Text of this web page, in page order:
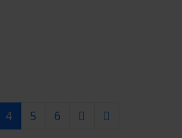
4 5 6